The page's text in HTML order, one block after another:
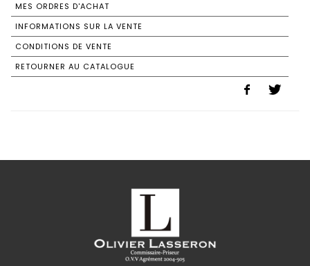
MES ORDRES D'ACHAT
INFORMATIONS SUR LA VENTE
CONDITIONS DE VENTE
RETOURNER AU CATALOGUE